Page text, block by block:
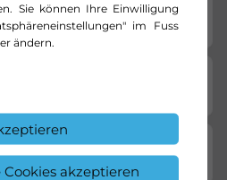
Sie können Ihre Einwilligung
im Fuss
ändern.
akzeptieren